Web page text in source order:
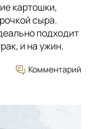
картошки,
сыра.
подходит
и на ужин.
Комментарий